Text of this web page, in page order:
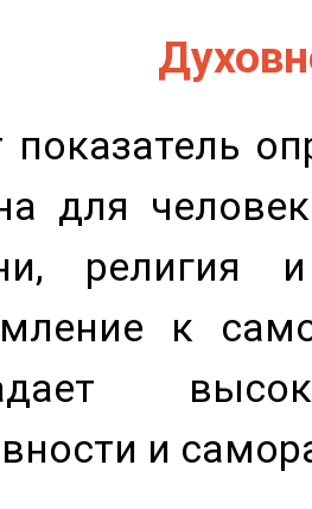
показатель
для
религия
к
и